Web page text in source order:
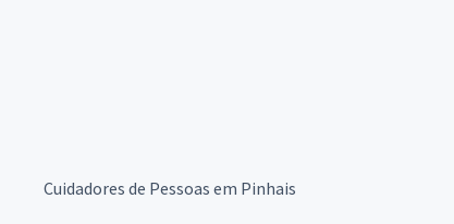
Cuidadores de Pessoas em Pinhais